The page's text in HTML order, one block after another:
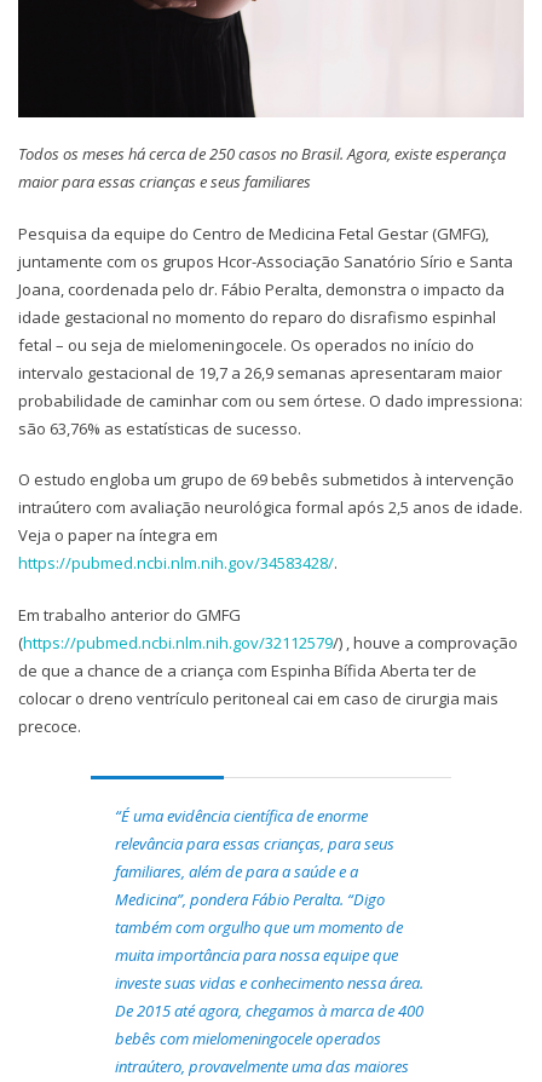
Todos os meses há cerca de 250 casos no Brasil. Agora, existe esperança
maior para essas crianças e seus familiares
Pesquisa da equipe do Centro de Medicina Fetal Gestar (GMFG),
juntamente com os grupos Hcor-Associação Sanatório Sírio e Santa
Joana, coordenada pelo dr. Fábio Peralta, demonstra o impacto da
idade gestacional no momento do reparo do disrafismo espinhal
fetal – ou seja de mielomeningocele. Os operados no início do
intervalo gestacional de 19,7 a 26,9 semanas apresentaram maior
probabilidade de caminhar com ou sem órtese. O dado impressiona:
são 63,76% as estatísticas de sucesso.
O estudo engloba um grupo de 69 bebês submetidos à intervenção
intraútero com avaliação neurológica formal após 2,5 anos de idade.
Veja o paper na íntegra em
https://pubmed.ncbi.nlm.nih.gov/34583428/.
Em trabalho anterior do GMFG
(https://pubmed.ncbi.nlm.nih.gov/32112579/) , houve a comprovação
de que a chance de a criança com Espinha Bífida Aberta ter de
colocar o dreno ventrículo peritoneal cai em caso de cirurgia mais
precoce.
“É uma evidência científica de enorme
relevância para essas crianças, para seus
familiares, além de para a saúde e a
Medicina”, pondera Fábio Peralta. “Digo
também com orgulho que um momento de
muita importância para nossa equipe que
investe suas vidas e conhecimento nessa área.
De 2015 até agora, chegamos à marca de 400
bebês com mielomeningocele operados
intraútero, provavelmente uma das maiores